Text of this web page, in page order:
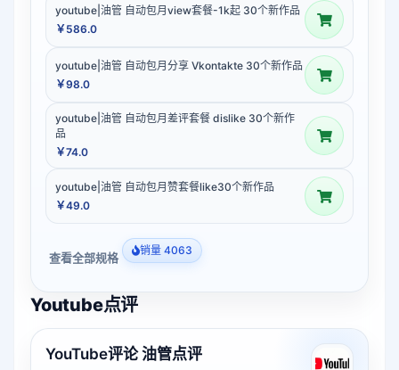
youtube|油管 自动包月view套餐-1k起 30个新作品
￥586.0
youtube|油管 自动包月分享 Vkontakte 30个新作品
￥98.0
youtube|油管 自动包月差评套餐 dislike 30个新作
品
￥74.0
youtube|油管 自动包月赞套餐like30个新作品
￥49.0
查看全部规格 销量 4063
Youtube点评
YouTube评论 油管点评